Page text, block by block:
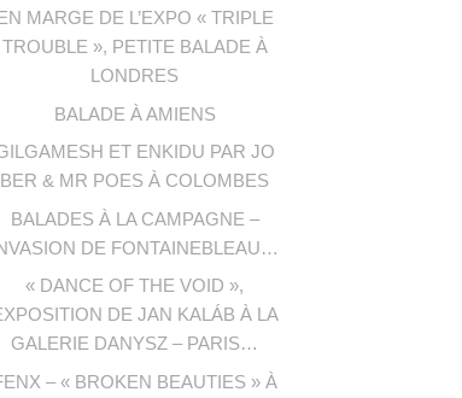
MARGE DE L’EXPO « TRIPLE
TROUBLE », PETITE BALADE À
LONDRES
BALADE À AMIENS
ET ENKIDU PAR JO
BER & MR POES À COLOMBES
BALADES À LA CAMPAGNE –
DE FONTAINEBLEAU…
« DANCE OF THE VOID »,
DE JAN KALÁB À LA
GALERIE DANYSZ – PARIS…
– « BROKEN BEAUTIES » À